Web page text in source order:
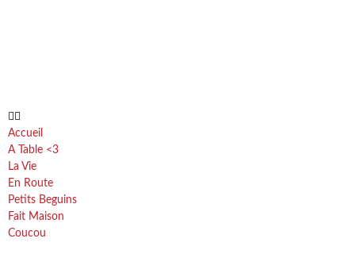
Accueil
A Table <3
La Vie
En Route
Petits Beguins
Fait Maison
Coucou